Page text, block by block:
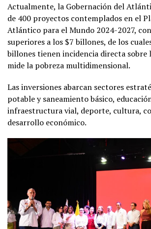
Actualmente, la Gobernación del
de 400 proyectos contemplados en el
Atlántico para el Mundo 2024-2027,
superiores a los $7 billones, de los
billones tienen incidencia directa sobre
mide la pobreza multidimensional.
Las inversiones abarcan sectores
potable y saneamiento básico,
infraestructura vial, deporte, cultura,
desarrollo económico.